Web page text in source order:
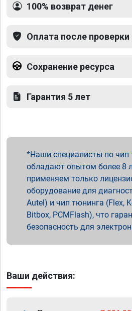
100% возврат денег
Оплата после проверки
Сохранение ресурса
Гарантия 5 лет
Наши специалисты по чип
обладают опытом более 8
применяем только
оборудование для
Autel) и чип тюнинга (Flex,
Bitbox, PCMFlash), что
безопасность для
Ваши действия: